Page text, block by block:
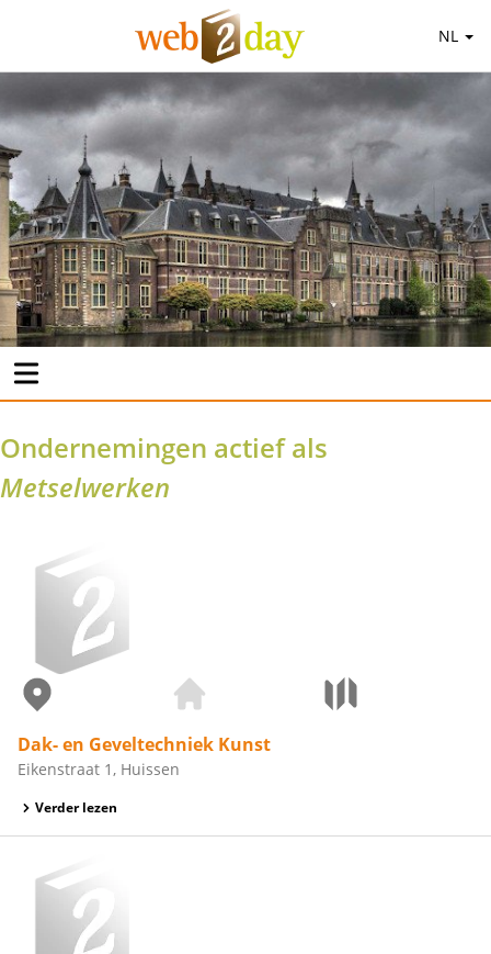
NL
Ondernemingen actief als
Metselwerken
Dak- en Geveltechniek Kunst
Eikenstraat 1, Huissen
Verder lezen